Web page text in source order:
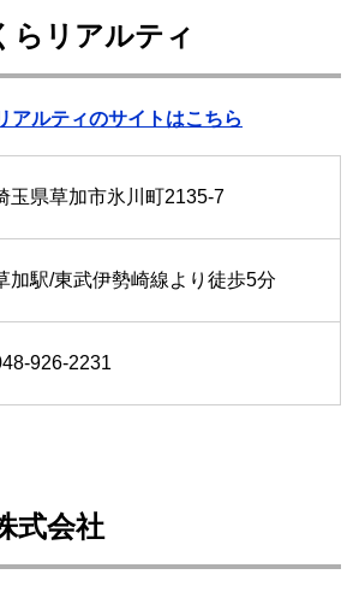
らリアルティ
アルティのサイトはこちら
玉県草加市氷川町2135-7
加駅/東武伊勢崎線より徒歩5分
926-2231
式会社